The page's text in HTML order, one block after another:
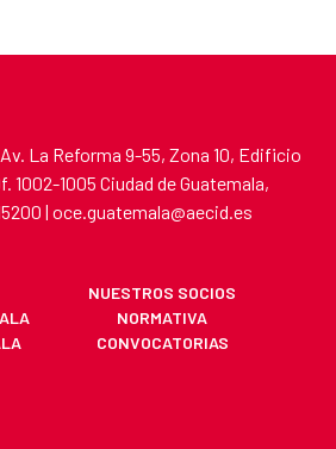
La Reforma 9-55, Zona 10, Edificio
1002-1005 Ciudad de Guatemala,
| oce.guatemala@aecid.es
NUESTROS SOCIOS
NORMATIVA
CONVOCATORIAS